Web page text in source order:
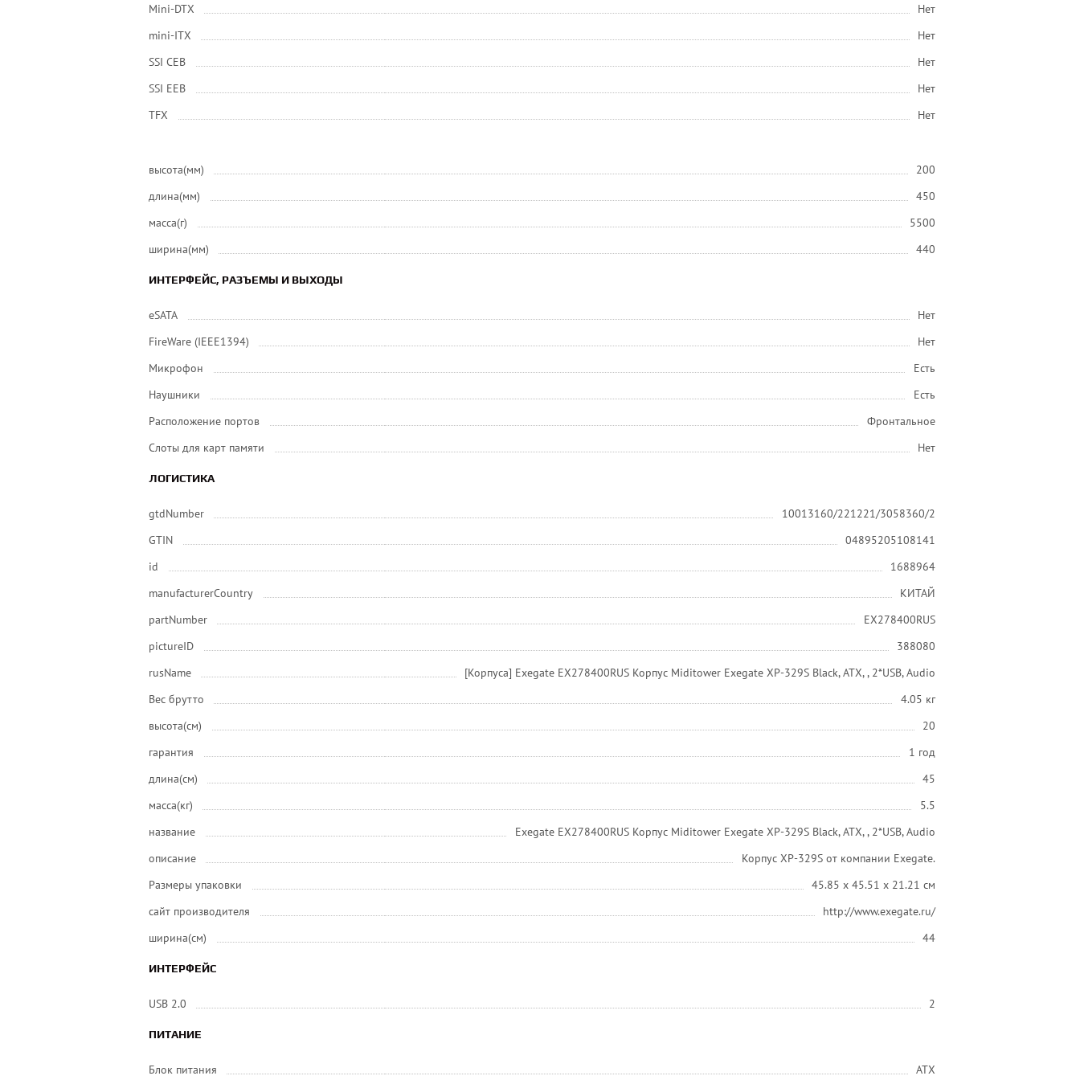
Mini-DTX
Нет
mini-ITX
Нет
SSI CEB
Нет
SSI EEB
Нет
ТFХ
Нет
высота(мм)
200
длина(мм)
450
масса(г)
5500
ширина(мм)
440
ИНТЕРФЕЙС, РАЗЪЕМЫ И ВЫХОДЫ
eSATA
Нет
FireWare (IEEE1394)
Нет
Микрофон
Есть
Наушники
Есть
Расположение портов
Фронтальное
Слоты для карт памяти
Нет
ЛОГИСТИКА
gtdNumber
10013160/221221/3058360/2
GTIN
04895205108141
id
1688964
manufacturerCountry
КИТАЙ
partNumber
EX278400RUS
pictureID
388080
rusName
[Корпуса] Exegate EX278400RUS Корпус Miditower Exegate XP-329S Black, ATX, , 2*USB, Audio
Вес брутто
4.05 кг
высота(см)
20
гарантия
1 год
длина(см)
45
масса(кг)
5.5
название
Exegate EX278400RUS Корпус Miditower Exegate XP-329S Black, ATX, , 2*USB, Audio
описание
Корпус XP-329S от компании Exegate.
Размеры упаковки
45.85 x 45.51 x 21.21 см
сайт производителя
http://www.exegate.ru/
ширина(см)
44
ИНТЕРФЕЙС
USB 2.0 2
ПИТАНИЕ
Блок питания АТХ